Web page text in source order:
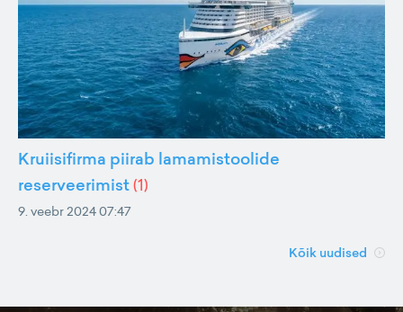
Kruiisifirma piirab lamamistoolide
reserveerimist(1)
9. veebr 2024 07:47
Kõik uudised